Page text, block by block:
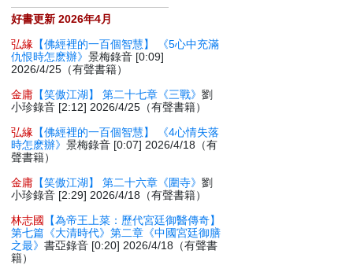
好書更新 2026年4月
弘緣 【佛經裡的一百個智慧】 《5心中充滿
仇恨時怎麽辦》景梅錄音 [0:09]
2026/4/25（有聲書籍）
金庸 【笑傲江湖】 第二十七章《三戰》劉
小珍錄音 [2:12] 2026/4/25（有聲書籍）
弘緣 【佛經裡的一百個智慧】 《4心情失落
時怎麽辦》景梅錄音 [0:07] 2026/4/18（有
聲書籍）
金庸 【笑傲江湖】 第二十六章《圍寺》劉
小珍錄音 [2:29] 2026/4/18（有聲書籍）
林志國
【為帝王上菜：歷代宮廷御醫傳奇】
第七篇《大清時代》第二章《中國宮廷御膳
之最》書亞錄音 [0:20] 2026/4/18（有聲書
籍）